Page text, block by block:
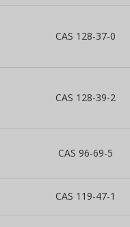
CAS 128-37-0
CAS 128-39-2
CAS 96-69-5
CAS 119-47-1